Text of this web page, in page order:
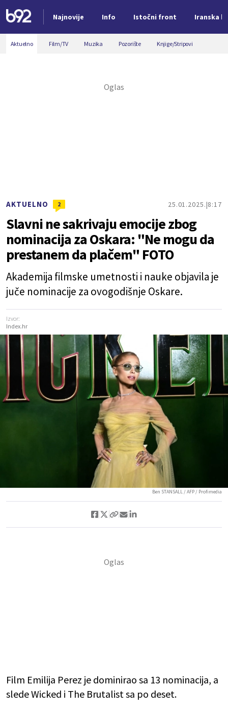
Najnovije Info Istočni front Iranska
Nova vest
Aktuelno Film/TV Muzika Pozorište Knjige/Stripovi
AKTUELNO 2 25.01.2025. 8:17
Slavni ne sakrivaju emocije zbog
nominacija za Oskara: "Ne mogu da
prestanem da plačem" FOTO
Akademija filmske umetnosti i nauke objavila je
juče nominacije za ovogodišnje Oskare.
Izvor:
Index.hr
Ben STANSALL / AFP / Profimedia
Film Emilija Perez je dominirao sa 13 nominacija, a
slede Wicked i The Brutalist sa po deset.